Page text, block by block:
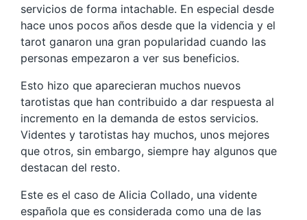
servicios de forma intachable. En especial desde
hace unos pocos años desde que la videncia y el
tarot ganaron una gran popularidad cuando las
personas empezaron a ver sus beneficios.
Esto hizo que aparecieran muchos nuevos
tarotistas que han contribuido a dar respuesta al
incremento en la demanda de estos servicios.
Videntes y tarotistas hay muchos, unos mejores
que otros, sin embargo, siempre hay algunos que
destacan del resto.
Este es el caso de Alicia Collado, una vidente
española que es considerada como una de las